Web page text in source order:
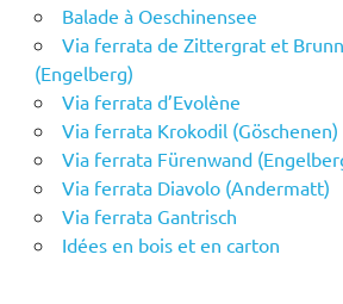
Balade à Oeschinensee
Via ferrata de Zittergrat et
(Engelberg)
Via ferrata d’Evolène
Via ferrata Krokodil (Göschenen)
Via ferrata Fürenwand
Via ferrata Diavolo (Andermatt)
Via ferrata Gantrisch
Idées en bois et en carton